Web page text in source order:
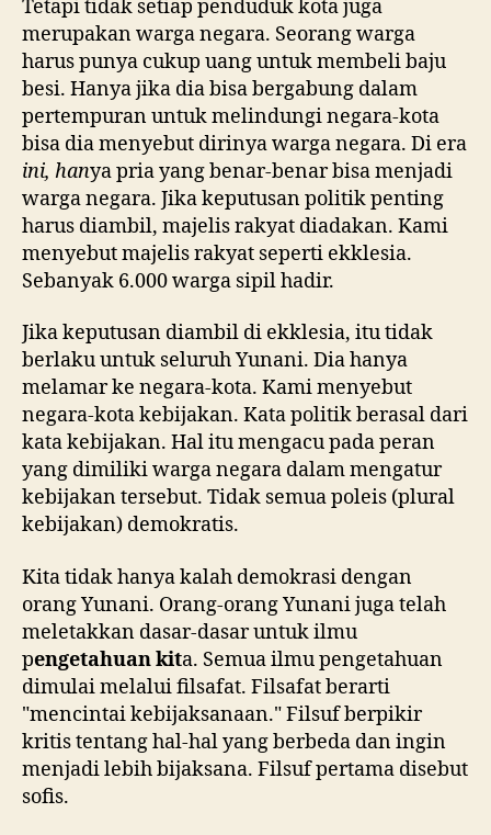
Tetapi tidak setiap penduduk kota juga
merupakan warga negara. Seorang warga
harus punya cukup uang untuk membeli baju
besi. Hanya jika dia bisa bergabung dalam
pertempuran untuk melindungi negara-kota
bisa dia menyebut dirinya warga negara. Di era
ini, hanya pria yang benar-benar bisa menjadi
warga negara. Jika keputusan politik penting
harus diambil, majelis rakyat diadakan. Kami
menyebut majelis rakyat seperti ekklesia.
Sebanyak 6.000 warga sipil hadir.
Jika keputusan diambil di ekklesia, itu tidak
berlaku untuk seluruh Yunani. Dia hanya
melamar ke negara-kota. Kami menyebut
negara-kota kebijakan. Kata politik berasal dari
kata kebijakan. Hal itu mengacu pada peran
yang dimiliki warga negara dalam mengatur
kebijakan tersebut. Tidak semua poleis (plural
kebijakan) demokratis.
Kita tidak hanya kalah demokrasi dengan
orang Yunani. Orang-orang Yunani juga telah
meletakkan dasar-dasar untuk ilmu
pengetahuan kita. Semua ilmu pengetahuan
dimulai melalui filsafat. Filsafat berarti
"mencintai kebijaksanaan." Filsuf berpikir
kritis tentang hal-hal yang berbeda dan ingin
menjadi lebih bijaksana. Filsuf pertama disebut
sofis.